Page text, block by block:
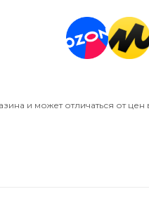
и может отличаться от